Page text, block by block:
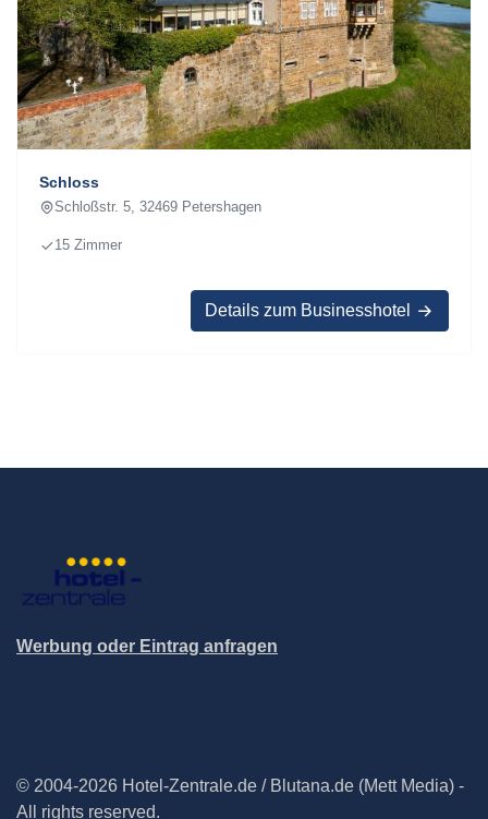
Schloss
Schloßstr. 5, 32469 Petershagen
15 Zimmer
Details zum Businesshotel
Werbung oder Eintrag anfragen
© 2004-2026 Hotel-Zentrale.de / Blutana.de (Mett Media) -
All rights reserved.